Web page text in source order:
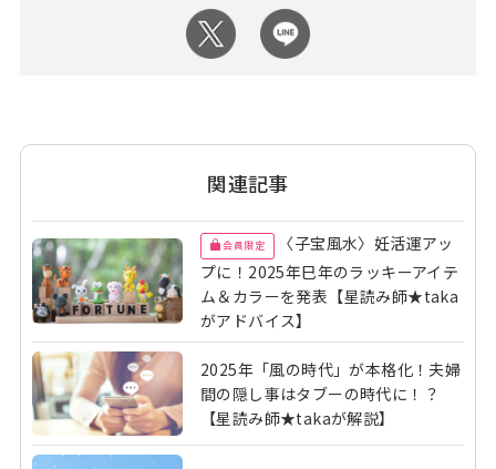
関連記事
会員限定
〈子宝風水〉妊活運アッ
プに！2025年巳年のラッキーアイテ
ム＆カラーを発表【星読み師★taka
がアドバイス】
2025年「風の時代」が本格化！夫婦
間の隠し事はタブーの時代に！？
【星読み師★takaが解説】